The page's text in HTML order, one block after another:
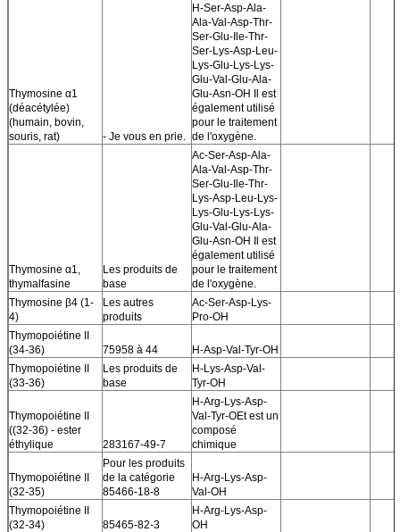
Thymosine α1
(déacétylée)
(humain, bovin,
souris, rat)
- Je vous en prie.
H-Ser-Asp-Ala-
Ala-Val-Asp-Thr-
Ser-Glu-Ile-Thr-
Ser-Lys-Asp-Leu-
Lys-Glu-Lys-Lys-
Glu-Val-Glu-Ala-
Glu-Asn-OH Il est
également utilisé
pour le traitement
de l'oxygène.
Thymosine α1,
thymalfasine
Les produits de
base
Ac-Ser-Asp-Ala-
Ala-Val-Asp-Thr-
Ser-Glu-Ile-Thr-
Lys-Asp-Leu-Lys-
Lys-Glu-Lys-Lys-
Glu-Val-Glu-Ala-
Glu-Asn-OH Il est
également utilisé
pour le traitement
de l'oxygène.
Thymosine β4 (1-
4)
Les autres
produits
Ac-Ser-Asp-Lys-
Pro-OH
Thymopoiétine II
(34-36)
75958 à 44
H-Asp-Val-Tyr-OH
Thymopoiétine II
(33-36)
Les produits de
base
H-Lys-Asp-Val-
Tyr-OH
Thymopoiétine II
((32-36) - ester
éthylique
283167-49-7
H-Arg-Lys-Asp-
Val-Tyr-OEt est un
composé
chimique
Thymopoiétine II
(32-35)
Pour les produits
de la catégorie
85466-18-8
H-Arg-Lys-Asp-
Val-OH
Thymopoiétine II
(32-34)
85465-82-3
H-Arg-Lys-Asp-
OH